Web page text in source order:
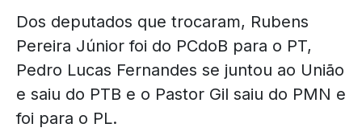
Dos deputados que trocaram, Rubens
Pereira Júnior foi do PCdoB para o PT,
Pedro Lucas Fernandes se juntou ao União
e saiu do PTB e o Pastor Gil saiu do PMN e
foi para o PL.